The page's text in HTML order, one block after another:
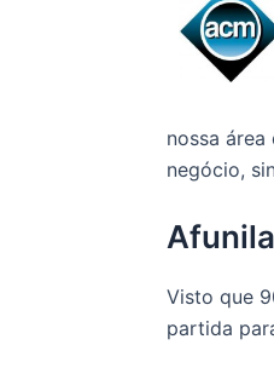
nossa
negócio,
Visto que
partida